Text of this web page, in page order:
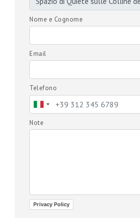
Nome e Cognome
Email
Telefono
Note
Privacy Policy